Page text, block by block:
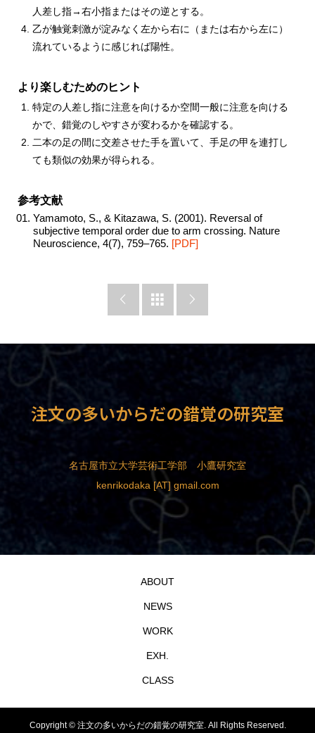
人差し指→右小指またはその逆とする。
乙が触覚刺激が淀みなく左から右に（または右から左に）
流れているように感じれば陽性。
より楽しむためのヒント
特定の人差し指に注意を向けるか空間一般に注意を向ける
かで、錯覚のしやすさが変わるかを確認する。
二本の足の間に交差させた手を置いて、手足の甲を連打し
ても類似の効果が得られる。
参考文献
Yamamoto, S., & Kitazawa, S. (2001). Reversal of
subjective temporal order due to arm crossing. Nature
Neuroscience, 4(7), 759–765. [PDF]
  
注文の多いからだの錯覚の研究室
名古屋市立大学芸術工学部 小鷹研究室
kenrikodaka [AT] gmail.com
ABOUT
NEWS
WORK
EXH.
CLASS
Copyright ©注文の多いからだの錯覚の研究室. All Rights Reserved.